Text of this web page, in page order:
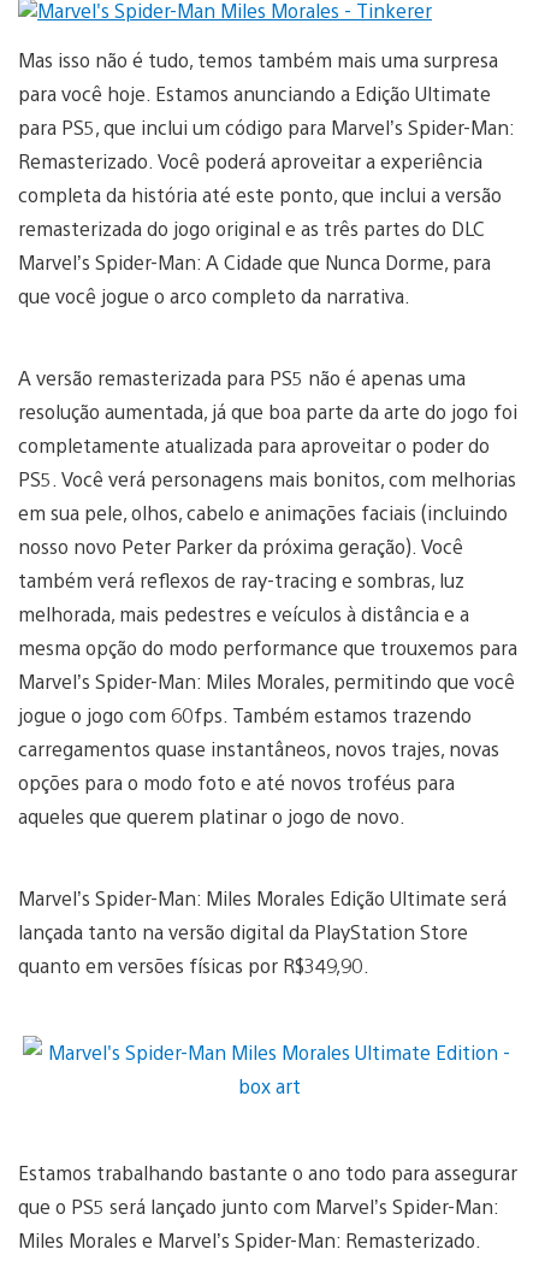
Mas isso não é tudo, temos também mais uma surpresa
para você hoje. Estamos anunciando a Edição Ultimate
para PS5, que inclui um código para Marvel’s Spider-Man:
Remasterizado. Você poderá aproveitar a experiência
completa da história até este ponto, que inclui a versão
remasterizada do jogo original e as três partes do DLC
Marvel’s Spider-Man: A Cidade que Nunca Dorme, para
que você jogue o arco completo da narrativa.
A versão remasterizada para PS5 não é apenas uma
resolução aumentada, já que boa parte da arte do jogo foi
completamente atualizada para aproveitar o poder do
PS5. Você verá personagens mais bonitos, com melhorias
em sua pele, olhos, cabelo e animações faciais (incluindo
nosso novo Peter Parker da próxima geração). Você
também verá reflexos de ray-tracing e sombras, luz
melhorada, mais pedestres e veículos à distância e a
mesma opção do modo performance que trouxemos para
Marvel’s Spider-Man: Miles Morales, permitindo que você
jogue o jogo com 60fps. Também estamos trazendo
carregamentos quase instantâneos, novos trajes, novas
opções para o modo foto e até novos troféus para
aqueles que querem platinar o jogo de novo.
Marvel’s Spider-Man: Miles Morales Edição Ultimate será
lançada tanto na versão digital da PlayStation Store
quanto em versões físicas por R$349,90.
Estamos trabalhando bastante o ano todo para assegurar
que o PS5 será lançado junto com Marvel’s Spider-Man:
Miles Morales e Marvel’s Spider-Man: Remasterizado.